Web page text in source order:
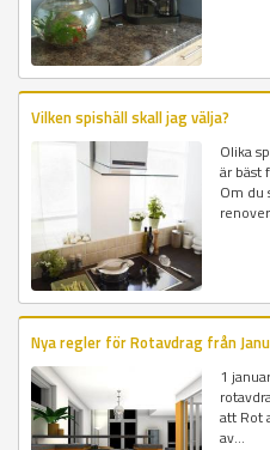
Vilken spishäll skall jag välja?
Olika
är bäst
Om du
Nya regler för Rotavdrag från
1
att Rot
av...